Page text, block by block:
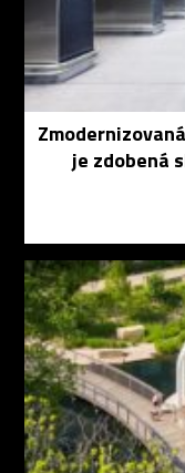
je zdobená